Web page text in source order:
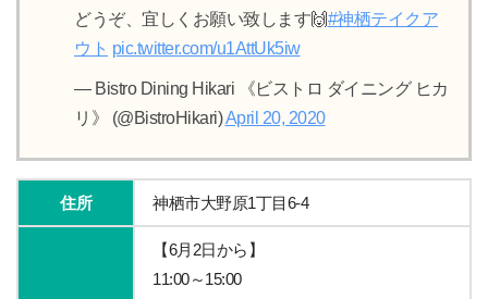
どうぞ、宜しくお願い致します🙌#神栖テイクア
ウト pic.twitter.com/u1AttUk5iw
— Bistro Dining Hikari 《ビストロ ダイニング ヒカ
リ》 (@BistroHikari)April 20, 2020
住所 神栖市大野原1丁目6-4
【6月2日から】
11:00～15:00